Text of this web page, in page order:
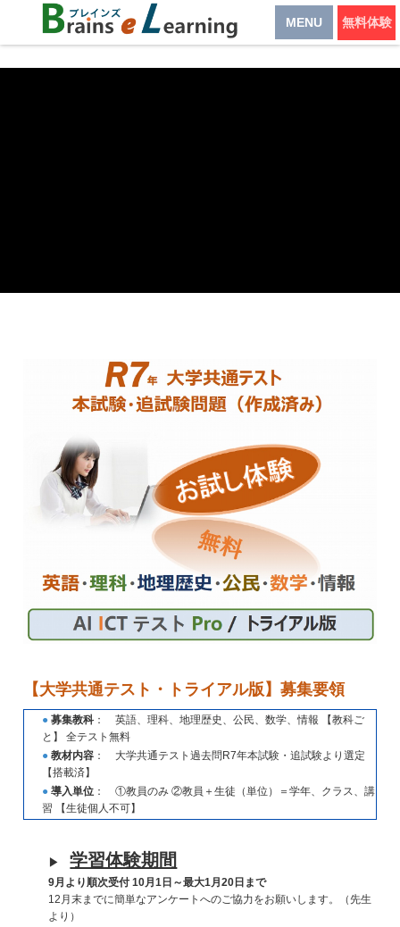
【大学共通テスト・トライアル版】募集要領
● 募集教科： 英語、理科、地理歴史、公民、数学、情報 【教科ご
と】 全テスト無料
● 教材内容 ： 大学共通テスト過去問R7年本試験・追試験より選定
【搭載済】
● 導入単位 ： ①教員のみ ②教員＋生徒（単位）＝学年、クラス、講
習 【生徒個人不可】
▶学習体験期間
9月より順次受付 10月1日～最大1月20日まで
12月末までに簡単なアンケートへのご協力をお願いします。（先生
より）
MENU 無料体験